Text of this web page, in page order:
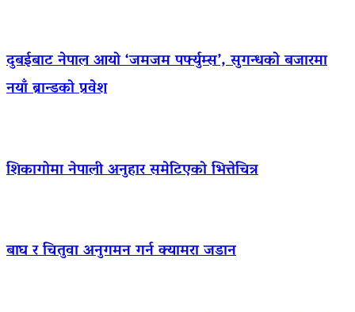
दुबईबाट नेपाल आयो ‘जमजम पर्फ्युम्स’, सुगन्धको बजारमा
नयाँ ब्रान्डको प्रवेश
शिकागोमा नेपाली अनुहार समेटिएको भित्तेचित्र
बाघ र चितुवा अनुगमन गर्न क्यामरा जडान